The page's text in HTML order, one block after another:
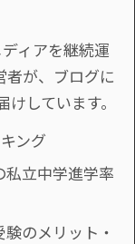
ィアを継続運
者が、ブログに
しています。
ング
私立中学進学率
のメリット・